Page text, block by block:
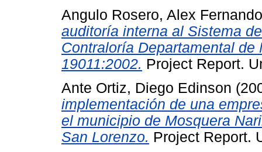
Angulo Rosero, Alex Fernando
auditoría interna al Sistema
Contraloría Departamental
19011:2002. Project Report.
Ante Ortiz, Diego Edinson
implementación de una
el municipio de Mosquera
San Lorenzo. Project Report.